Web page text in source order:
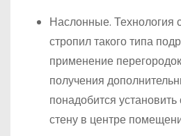
Наслонные. Технология
стропил такого типа
применение
получения
понадобится
стену в центре